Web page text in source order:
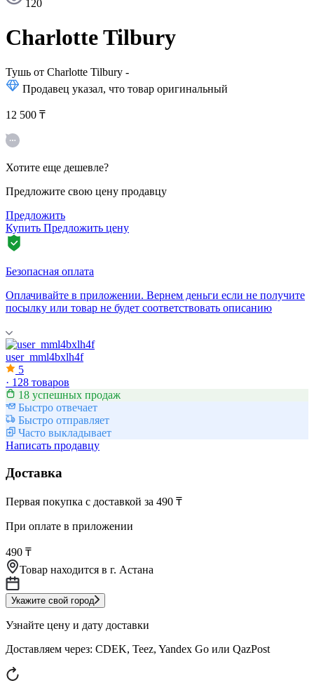
120
Charlotte Tilbury
Тушь от Charlotte Tilbury -
Продавец указал, что товар оригинальный
12 500 ₸
Хотите еще дешевле?
Предложите свою цену продавцу
Предложить
Купить Предложить цену
Безопасная оплата
Оплачивайте в приложении. Вернем деньги если не получите
посылку или товар не будет соответствовать описанию
user_mml4bxlh4f
5
· 128 товаров
18 успешных продаж
Быстро отвечает
Быстро отправляет
Часто выкладывает
Написать продавцу
Доставка
Первая покупка с доставкой за 490 ₸
При оплате в приложении
490 ₸
Товар находится в г. Астана
Укажите свой город
Узнайте цену и дату доставки
Доставляем через: CDEK, Teez, Yandex Go или QazPost